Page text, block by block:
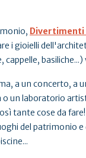
i gioielli
a un concerto, a
un laboratorio
tante cose da
del patrimonio e